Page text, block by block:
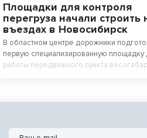
Площадки для контроля
перегруза начали строить
въездах в Новосибирск
В областном центре дорожники
первую специализированную площадку
работы передвижного пункта